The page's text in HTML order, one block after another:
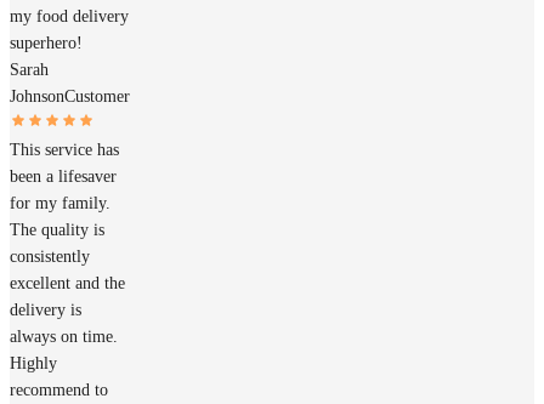
my food delivery
superhero!
Sarah
JohnsonCustomer
This service has
been a lifesaver
for my family.
The quality is
consistently
excellent and the
delivery is
always on time.
Highly
recommend to